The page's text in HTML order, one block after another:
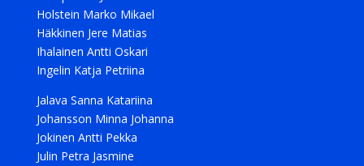
Holstein Marko Mikael
Häkkinen Jere Matias
Ihalainen Antti Oskari
Ingelin Katja Petriina
Jalava Sanna Katariina
Johansson Minna Johanna
Jokinen Antti Pekka
Julin Petra Jasmine